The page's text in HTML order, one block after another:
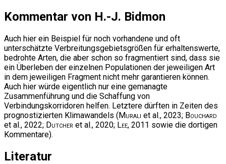
Kommentar von H.-J. Bidmon
Auch hier ein Beispiel für noch vorhandene und oft
unterschätzte Verbreitungsgebietsgrößen für erhaltenswerte,
bedrohte Arten, die aber schon so fragmentiert sind, dass sie
ein Überleben der einzelnen Populationen der jeweiligen Art
in dem jeweiligen Fragment nicht mehr garantieren können.
Auch hier würde eigentlich nur eine gemanagte
Zusammenführung und die Schaffung von
Verbindungskorridoren helfen. Letztere dürften in Zeiten des
prognostizierten Klimawandels (Murali et al., 2023; Bouchard
et al., 2022; Dutcher et al., 2020; Lee, 2011 sowie die dortigen
Kommentare).
Literatur